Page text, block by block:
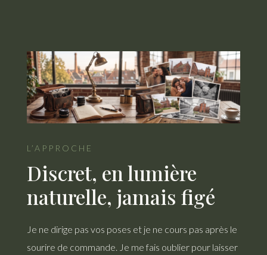
L’APPROCHE
Discret, en lumière
naturelle, jamais figé
Je ne dirige pas vos poses et je ne cours pas après le
sourire de commande. Je me fais oublier pour laisser